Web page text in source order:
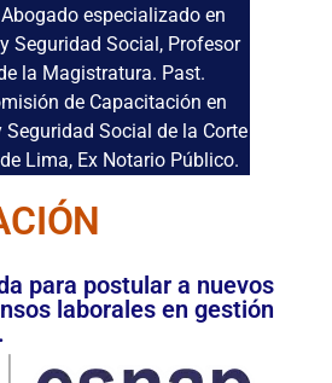
especializado en
Seguridad Social, Profesor
la Magistratura. Past.
de Capacitación en
Seguridad Social de la Corte
Lima, Ex Notario Público.
para postular a nuevos
laborales en gestión